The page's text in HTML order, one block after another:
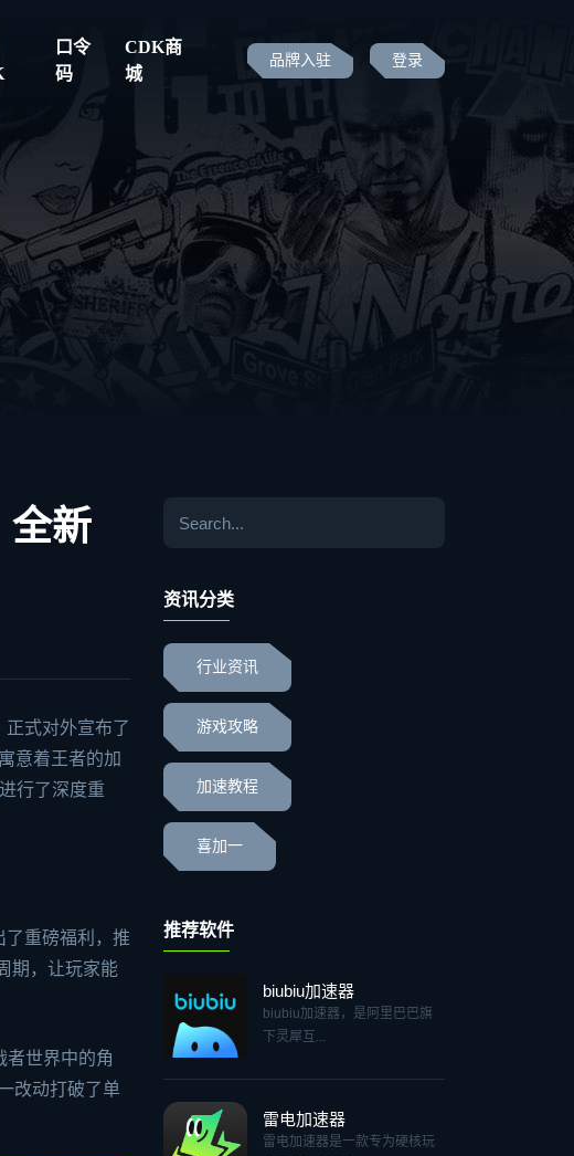
口令
码
CDK商
城
品牌入驻 登录
全新
正式对外宣布了
意着王者的加
行了深度重
了重磅福利，推
期，让玩家能
者世界中的角
改动打破了单
资讯分类
行业资讯
游戏攻略
加速教程
喜加一
推荐软件
biubiu加速器
biubiu加速器，是阿里巴巴旗
下灵犀互...
雷电加速器
雷电加速器是一款专为硬核玩